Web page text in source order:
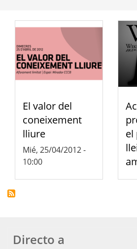
El valor del
coneixement
lliure
Mié, 25/04/2012 -
10:00
el
Directo a